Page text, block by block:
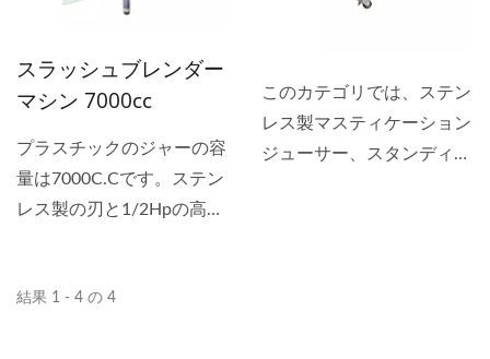
スラッシュブレンダー
マシン 7000cc
プラスチックのジャーの容
量は7000C.Cです。ステン
レス製の刃と1/2Hpの高出
ポートします。...
このカテゴリでは、ステン
レス製マスティケーション
ジューサー、スタンディン
結果 1 - 4 の 4